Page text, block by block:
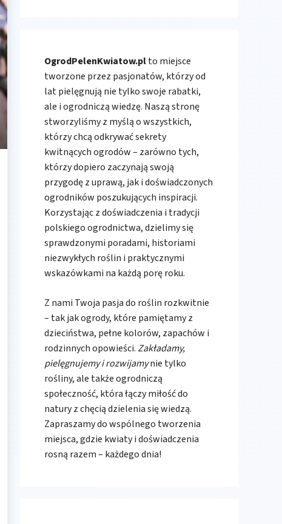
OgrodPelenKwiatow.plto miejsce
tworzone przez pasjonatów, którzy od
lat pielęgnują nie tylko swoje rabatki,
ale i ogrodniczą wiedzę. Naszą stronę
stworzyliśmy z myślą o wszystkich,
którzy chcą odkrywać sekrety
kwitnących ogrodów – zarówno tych,
którzy dopiero zaczynają swoją
przygodę z uprawą, jak i doświadczonych
ogrodników poszukujących inspiracji.
Korzystając z doświadczenia i tradycji
polskiego ogrodnictwa, dzielimy się
sprawdzonymi poradami, historiami
niezwykłych roślin i praktycznymi
wskazówkami na każdą porę roku.
Z nami Twoja pasja do roślin rozkwitnie
– tak jak ogrody, które pamiętamy z
dzieciństwa, pełne kolorów, zapachów i
rodzinnych opowieści.Zakładamy,
pielęgnujemy i rozwijamynie tylko
rośliny, ale także ogrodniczą
społeczność, która łączy miłość do
natury z chęcią dzielenia się wiedzą.
Zapraszamy do wspólnego tworzenia
miejsca, gdzie kwiaty i doświadczenia
rosną razem – każdego dnia!